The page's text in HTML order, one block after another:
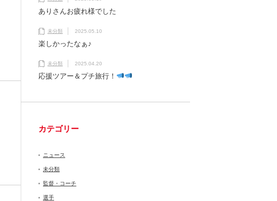
ありさんお疲れ様でした
未分類 2025.05.10
楽しかったなぁ♪
未分類 2025.04.20
応援ツアー＆プチ旅行！
カテゴリー
ニュース
未分類
監督・コーチ
選手